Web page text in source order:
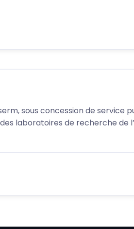
sous concession de
laboratoires de recherche de